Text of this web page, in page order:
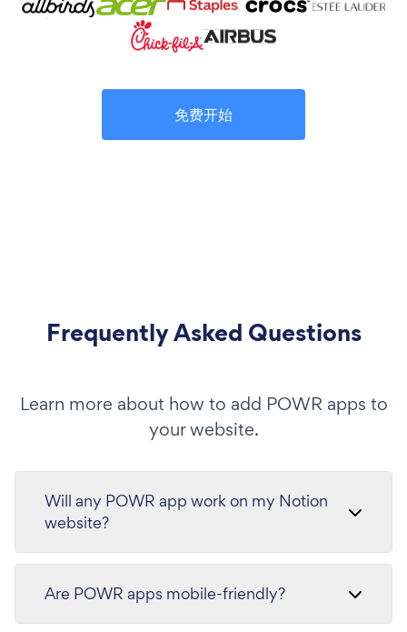
免费开始
Frequently Asked Questions
Learn more about how to add POWR apps to
your website.
Will any POWR app work on my Notion
website?
Are POWR apps mobile-friendly?